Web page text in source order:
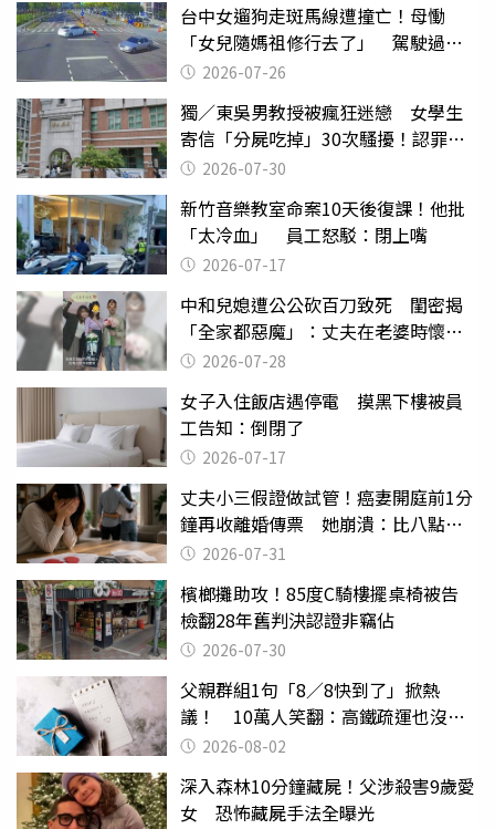
台中女遛狗走斑馬線遭撞亡！母慟
「女兒隨媽祖修行去了」 駕駛過失
致死判9月
2026-07-26
獨／東吳男教授被瘋狂迷戀 女學生
寄信「分屍吃掉」30次騷擾！認罪免
關 2026-07-30
新竹音樂教室命案10天後復課！他批
「太冷血」 員工怒駁：閉上嘴
2026-07-17
中和兒媳遭公公砍百刀致死 閨密揭
「全家都惡魔」：丈夫在老婆時懷孕
摔東西
2026-07-28
女子入住飯店遇停電 摸黑下樓被員
工告知：倒閉了
2026-07-17
丈夫小三假證做試管！癌妻開庭前1分
鐘再收離婚傳票 她崩潰：比八點檔
還扯2026-07-31
檳榔攤助攻！85度C騎樓擺桌椅被告
檢翻28年舊判決認證非竊佔
2026-07-30
父親群組1句「8／8快到了」掀熱
議！ 10萬人笑翻：高鐵疏運也沒列
父親節
2026-08-02
深入森林10分鐘藏屍！父涉殺害9歲愛
女 恐怖藏屍手法全曝光